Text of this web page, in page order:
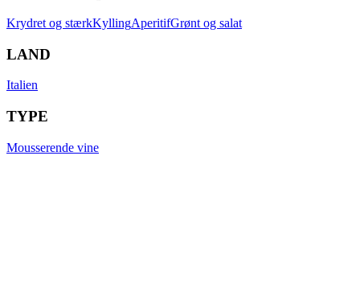
Krydret og stærkKyllingAperitifGrønt og salat
LAND
Italien
TYPE
Mousserende vine